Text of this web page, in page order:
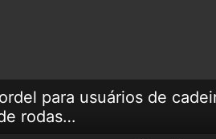
para usuários de
rodas…